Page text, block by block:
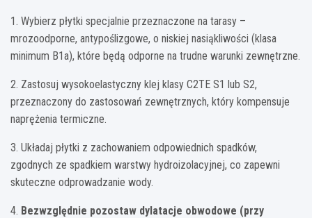
1. Wybierz płytki specjalnie przeznaczone na tarasy –
mrozoodporne, antypoślizgowe, o niskiej nasiąkliwości (klasa
minimum B1a), które będą odporne na trudne warunki zewnętrzne.
2. Zastosuj wysokoelastyczny klej klasy C2TE S1 lub S2,
przeznaczony do zastosowań zewnętrznych, który kompensuje
naprężenia termiczne.
3. Układaj płytki z zachowaniem odpowiednich spadków,
zgodnych ze spadkiem warstwy hydroizolacyjnej, co zapewni
skuteczne odprowadzanie wody.
4. Bezwzględnie pozostaw dylatacje obwodowe (przy